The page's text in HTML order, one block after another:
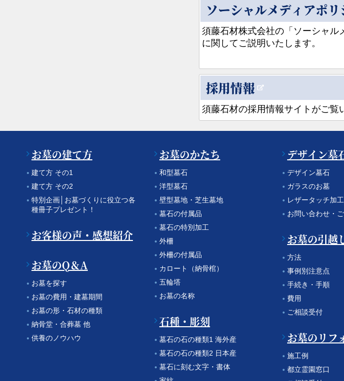
ソーシャルメディアポリ
須藤石材株式会社の「ソーシャル
に関してご説明いたします。
採用情報
須藤石材の採用情報サイトがご覧
お墓の建て方
建て方 その1
建て方 その2
特別企画│お墓づくりに役立つ各
種冊子プレゼント！
お客様の声・感想紹介
お墓のQ＆A
お墓を探す
お墓の費用・建墓期間
お墓の形・石材の種類
納骨堂・合葬墓 他
供養のノウハウ
お墓のかたち
和型墓石
洋型墓石
壁型墓地・芝生墓地
墓石の付属品
墓石の特別加工
外柵
外柵の付属品
カロート（納骨棺）
五輪塔
お墓の名称
石種・彫刻
墓石の石の種類1 海外産
墓石の石の種類2 日本産
墓石に刻む文字・書体
デザイン墓
デザイン墓石
ガラスのお墓
レザータッチ加工
お問い合わせ・
お墓の引越
方法
事例別注意点
手続き・手順
費用
ご相談受付
お墓のリフ
施工例
都立霊園窓口